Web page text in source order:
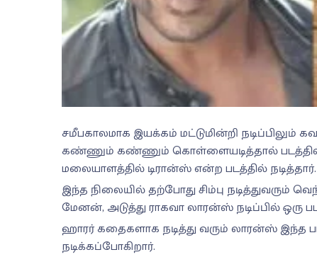
சமீபகாலமாக இயக்கம் மட்டுமின்றி
கண்ணும் கண்ணும் கொள்ளையடித்தால் படத்தில்
மலையாளத்தில் டிரான்ஸ் என்ற படத்தில் நடித்தார்.
இந்த நிலையில் தற்போது சிம்பு நடித்துவரும்
மேனன், அடுத்து ராகவா லாரன்ஸ் நடிப்பில்
ஹாரர் கதைகளாக நடித்து வரும் லாரன்ஸ் இந்த
நடிக்கப்போகிறார்.